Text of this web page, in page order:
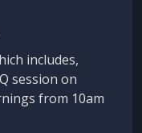
includes,
session on
from 10am